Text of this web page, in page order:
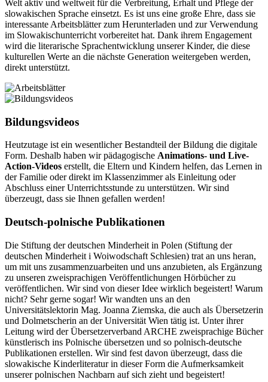
Welt aktiv und weltweit für die Verbreitung, Erhalt und Pflege der
slowakischen Sprache einsetzt. Es ist uns eine große Ehre, dass sie
interessante Arbeitsblätter zum Herunterladen und zur Verwendung
im Slowakischunterricht vorbereitet hat. Dank ihrem Engagement
wird die literarische Sprachentwicklung unserer Kinder, die diese
kulturellen Werte an die nächste Generation weitergeben werden,
direkt unterstützt.
Bildungsvideos
Heutzutage ist ein wesentlicher Bestandteil der Bildung die digitale
Form. Deshalb haben wir pädagogische Animations- und Live-
Action-Videos erstellt, die Eltern und Kindern helfen, das Lernen in
der Familie oder direkt im Klassenzimmer als Einleitung oder
Abschluss einer Unterrichtsstunde zu unterstützen. Wir sind
überzeugt, dass sie Ihnen gefallen werden!
Deutsch-polnische Publikationen
Die Stiftung der deutschen Minderheit in Polen (Stiftung der
deutschen Minderheit i Woiwodschaft Schlesien) trat an uns heran,
um mit uns zusammenzuarbeiten und uns anzubieten, als Ergänzung
zu unseren zweisprachigen Veröffentlichungen Hörbücher zu
veröffentlichen. Wir sind von dieser Idee wirklich begeistert! Warum
nicht? Sehr gerne sogar! Wir wandten uns an den
Universitätslektorin Mag. Joanna Ziemska, die auch als Übersetzerin
und Dolmetscherin an der Universität Wien tätig ist. Unter ihrer
Leitung wird der Übersetzerverband ARCHE zweisprachige Bücher
künstlerisch ins Polnische übersetzen und so polnisch-deutsche
Publikationen erstellen. Wir sind fest davon überzeugt, dass die
slowakische Kinderliteratur in dieser Form die Aufmerksamkeit
unserer polnischen Nachbarn auf sich zieht und begeistert!